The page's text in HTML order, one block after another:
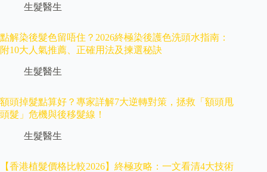
生髮醫生
點解染後髮色留唔住？2026終極染後護色洗頭水指南：
附10大人氣推薦、正確用法及揀選秘訣
生髮醫生
額頭掉髮點算好？專家詳解7大逆轉對策，拯救「額頭甩
頭髮」危機與後移髮線！
生髮醫生
【香港植髮價格比較2026】終極攻略：一文看清4大技術